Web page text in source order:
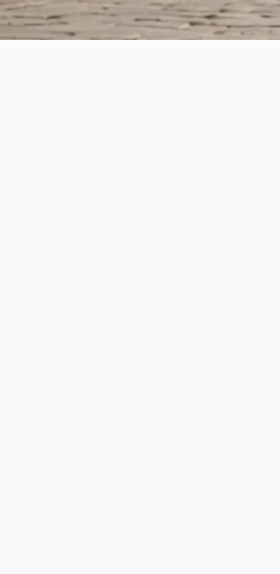
Plongée
pat